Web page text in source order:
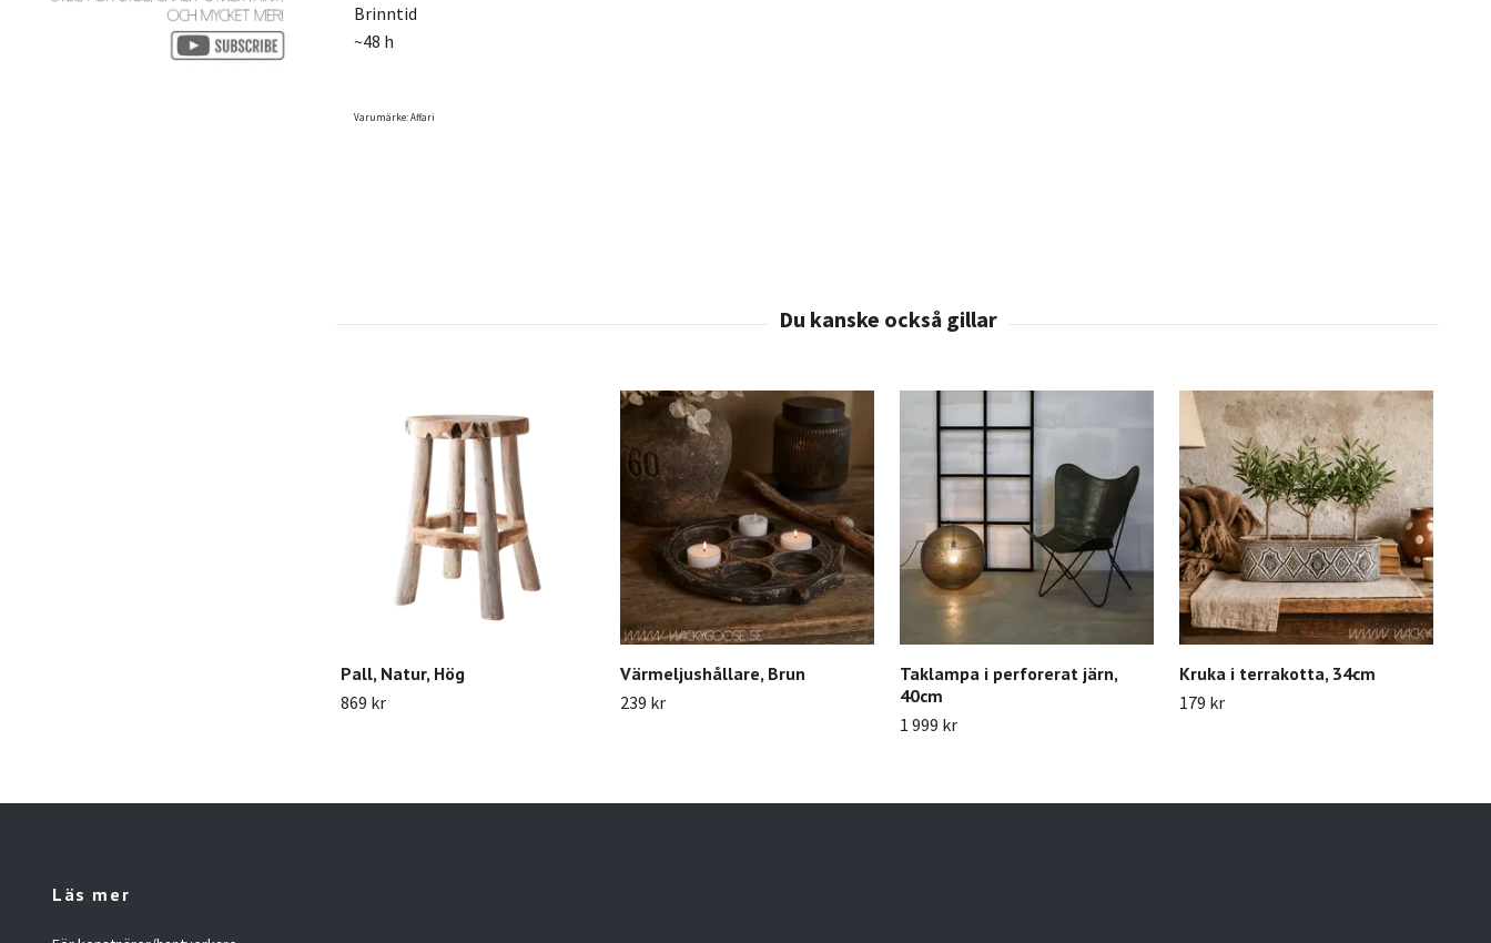
Brinntid
~48 h
Varumärke: Affari
Pall, Natur, Hög
869 kr
Värmeljushållare, Brun
239 kr
Taklampa i perforerat järn,
40cm
1 999 kr
Kruka i terrakotta, 34cm
179 kr
Läs mer